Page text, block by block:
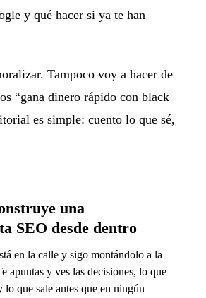
y qué hacer si ya te han
Tampoco voy a hacer de
“gana dinero rápido con black
es simple: cuento lo que sé,
una
SEO desde dentro
en la calle y sigo montándolo a la
apuntas y ves las decisiones, lo que
lo que sale antes que en ningún